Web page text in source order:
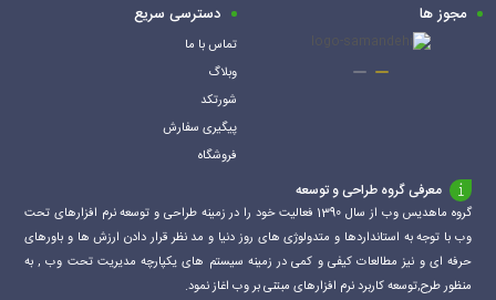
پس از آغشته نمودن دو سطح، 10 تا 15 دقیقه منتظر بمانید تا لایه رویی
چسب خشک شود سپس دو قطعه را بهم بچسبانید.
مجوز ها دسترسی سریع
تماس با ما
وبلاگ
شورتکد
پیگیری سفارش
فروشگاه
معرفی گروه طراحی و توسعه
گروه ماهدیس وب از سال 1390 فعالیت خود را در زمینه طراحی و توسعه نرم افزارهای تحت
وب با توجه به استانداردها و متدولوژی های روز دنیا و مد نظر قرار دادن ارزش ها و باورهای
حرفه ای و نیز مطالعات کیفی و کمی در زمینه سیستم های یکپارچه مدیریت تحت وب , به
منظور طرح,توسعه کاربرد نرم افزارهای مبتنی بر وب اغاز نمود.